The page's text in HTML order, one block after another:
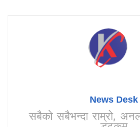
News Desk
सबैको सबैभन्दा राम्रो,